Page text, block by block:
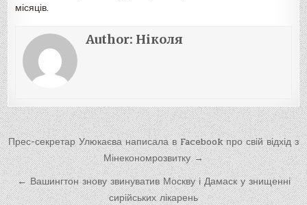
місяців.
Author: Ніколя
Навигация
по
записям
Прес-секретар Улюкаєва написала в Facebook про свій відхід з
Мінекономрозвитку →
← Вашингтон знову звинуватив Москву і Дамаск у знищенні
сирійських лікарень